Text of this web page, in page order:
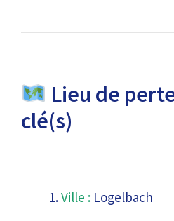
Lieu de
clé(s)
Ville : Logelbach